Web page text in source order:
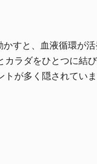
すと、血液循環が
ラダをひとつに結
が多く隠されてい